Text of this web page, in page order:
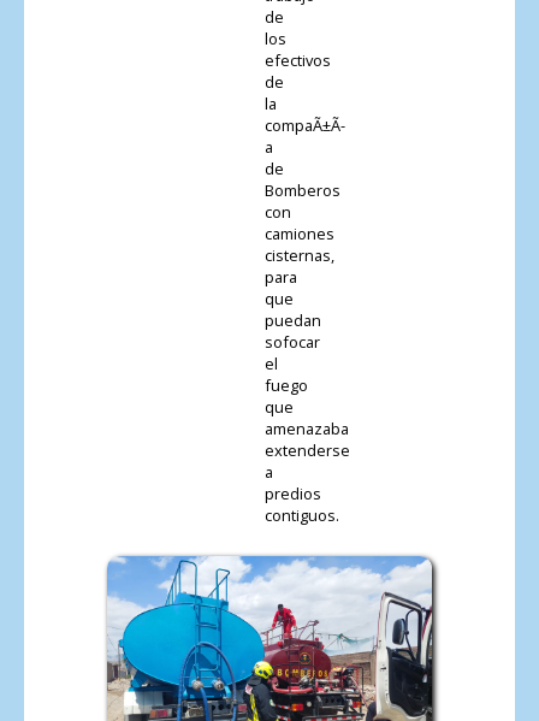
de
los
efectivos
de
la
compaÃ±Ã­
a
de
Bomberos
con
camiones
cisternas,
para
que
puedan
sofocar
el
fuego
que
amenazaba
extenderse
a
predios
contiguos.